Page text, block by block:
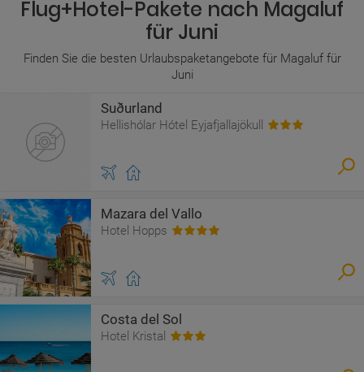
Flug+Hotel-Pakete nach Magaluf
für Juni
Finden Sie die besten Urlaubspaketangebote für Magaluf für
Juni
Suðurland
Hellishólar Hótel Eyjafjallajökull
Mazara del Vallo
Hotel Hopps
Costa del Sol
Hotel Kristal